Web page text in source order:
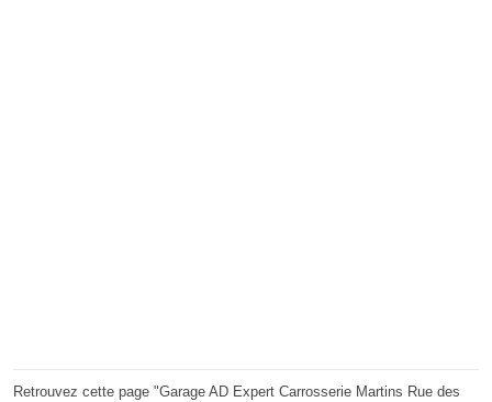
Retrouvez cette page "Garage AD Expert Carrosserie Martins Rue des